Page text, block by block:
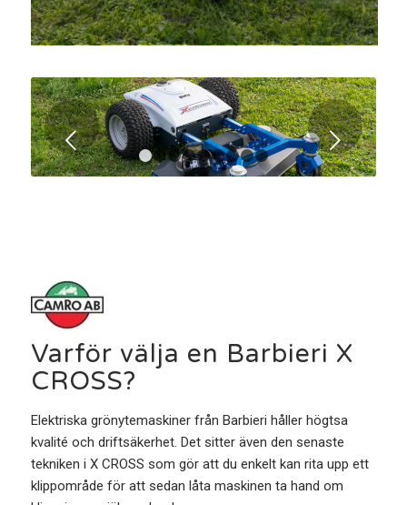
Nästa
1 2 3 4 5 6 7 8 9
Varför välja en Barbieri X
CROSS?
Elektriska grönytemaskiner från Barbieri håller högtsa
kvalité och driftsäkerhet. Det sitter även den senaste
tekniken i X CROSS som gör att du enkelt kan rita upp ett
klippområde för att sedan låta maskinen ta hand om